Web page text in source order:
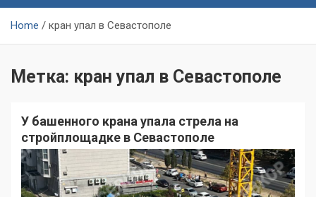
Home кран упал в Севастополе
Метка: кран упал в Севастополе
У башенного крана упала стрела на
стройплощадке в Севастополе